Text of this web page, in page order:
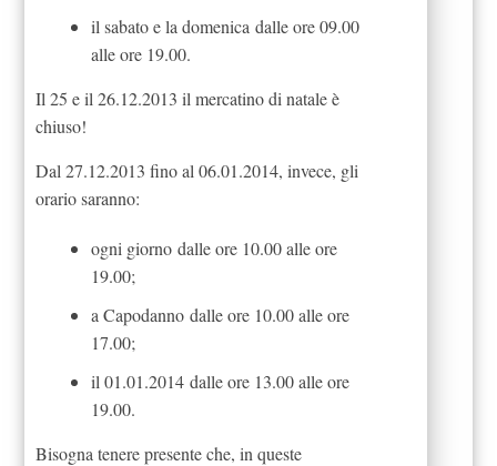
il sabato e la domenica dalle ore 09.00
alle ore 19.00.
Il 25 e il 26.12.2013 il mercatino di natale è
chiuso!
Dal 27.12.2013 fino al 06.01.2014, invece, gli
orario saranno:
ogni giorno dalle ore 10.00 alle ore
19.00;
a Capodanno dalle ore 10.00 alle ore
17.00;
il 01.01.2014 dalle ore 13.00 alle ore
19.00.
Bisogna tenere presente che, in queste